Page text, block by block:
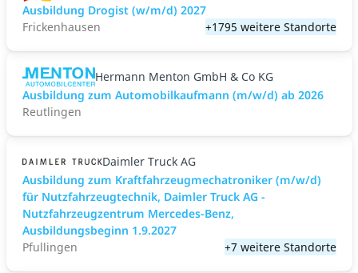
Ausbildung Drogist (w/m/d) 2027
Frickenhausen
+1795 weitere Standorte
Hermann Menton GmbH & Co KG
Ausbildung zum Automobilkaufmann (m/w/d) ab 2026
Reutlingen
Daimler Truck AG
Ausbildung zum Kraftfahrzeugmechatroniker (m/w/d)
für Nutzfahrzeugtechnik, Daimler Truck AG -
Nutzfahrzeugzentrum Mercedes-Benz,
Ausbildungsbeginn 1.9.2027
Pfullingen
+7 weitere Standorte